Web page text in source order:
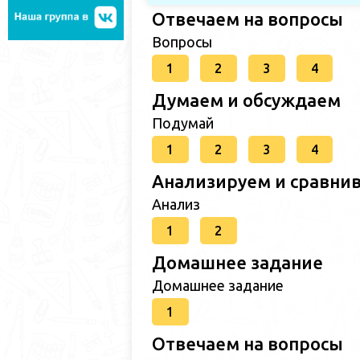
Отвечаем на вопросы
Вопросы
1 2 3 4
Думаем и обсуждаем
Подумай
1 2 3 4
Анализируем и
Анализ
1 2
Домашнее задание
Домашнее задание
1
Отвечаем на вопросы